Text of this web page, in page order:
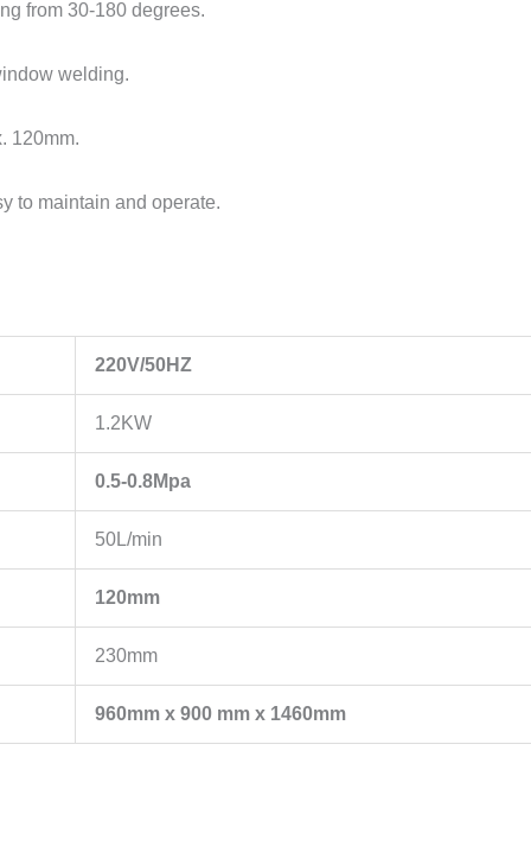
from 30-180 degrees.
welding.
120mm.
to maintain and operate.
220V/50HZ
1.2KW
0.5-0.8Mpa
50L/min
120mm
230mm
960mm x 900 mm x 1460mm